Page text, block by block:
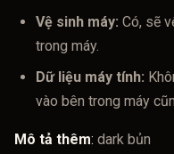
Vệ sinh máy: Có, sẽ
trong máy.
Dữ liệu máy tính:
vào bên trong máy
Mô tả thêm: dark bủn